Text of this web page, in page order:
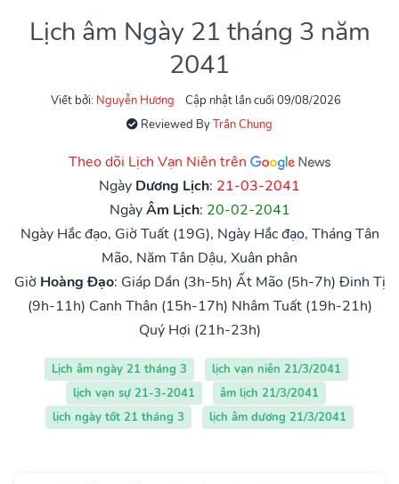
Lịch âm Ngày 21 tháng 3 năm
2041
Viết bởi: Nguyễn Hương
Cập nhật lần cuối 09/08/2026
Reviewed ByTrần Chung
Theo dõi Lịch Vạn Niên trên
Ngày Dương Lịch: 21-03-2041
NgàyÂm Lịch: 20-02-2041
Ngày Hắc đạo, Giờ Tuất (19G), Ngày Hắc đạo, Tháng Tân
Mão, Năm Tân Dậu, Xuân phân
Giờ Hoàng Đạo: Giáp Dần (3h-5h) Ất Mão (5h-7h) Đinh Tị
(9h-11h) Canh Thân (15h-17h) Nhâm Tuất (19h-21h)
Quý Hợi (21h-23h)
Lịch âm ngày 21 tháng 3
lịch vạn niên 21/3/2041
lịch vạn sự 21-3-2041
âm lịch 21/3/2041
lịch ngày tốt 21 tháng 3
lịch âm dương 21/3/2041